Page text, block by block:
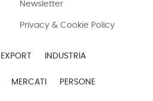
Newsletter
Privacy & Cookie Policy
EXPORT INDUSTRIA
MERCATI PERSONE